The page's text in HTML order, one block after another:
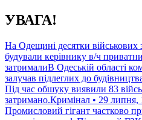
Перейти
до
УВАГА!
На Одещині десятки військових
будували керівнику в/ч
затрималиВ Одеській області
залучав підлеглих до
Під час обшуку виявили 83
затримано.Кримінал • 29 липня,
Промисловий гігант частково